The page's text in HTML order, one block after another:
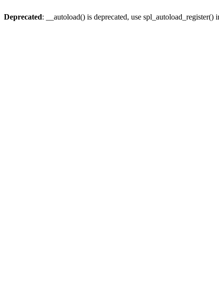
Deprecated: __autoload() is deprecated, use spl_autoload_register()